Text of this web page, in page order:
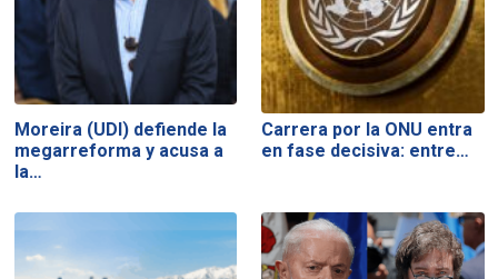
Moreira (UDI) defiende la
megarreforma y acusa a
la…
Carrera por la ONU entra
en fase decisiva: entre…